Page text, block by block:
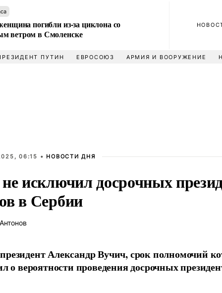
погибли из-за циклона со
ветром в Смоленске
ПУТИН ЕВРОСОЮЗ АРМИЯ И ВООРУЖЕНИЕ
06:15 • НОВОСТИ ДНЯ
исключил досрочных
в Сербии
Александр Вучич, срок полномочий
о вероятности проведения досрочных